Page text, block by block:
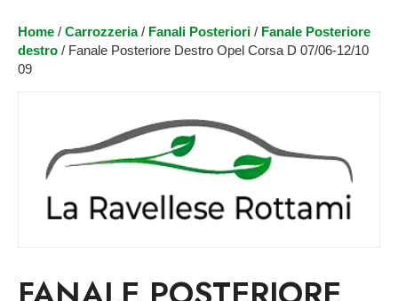
Home / Carrozzeria/ Fanali Posteriori / Fanale Posteriore
destro / Fanale Posteriore Destro Opel Corsa D 07/06-12/10
09